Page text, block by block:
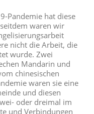
Pandemie hat diese
waren wir
nicht die Arbeit, die
wurde. Zwei
Mandarin und
chinesischen
waren sie eine
und diesen
oder dreimal im
und Verbindungen